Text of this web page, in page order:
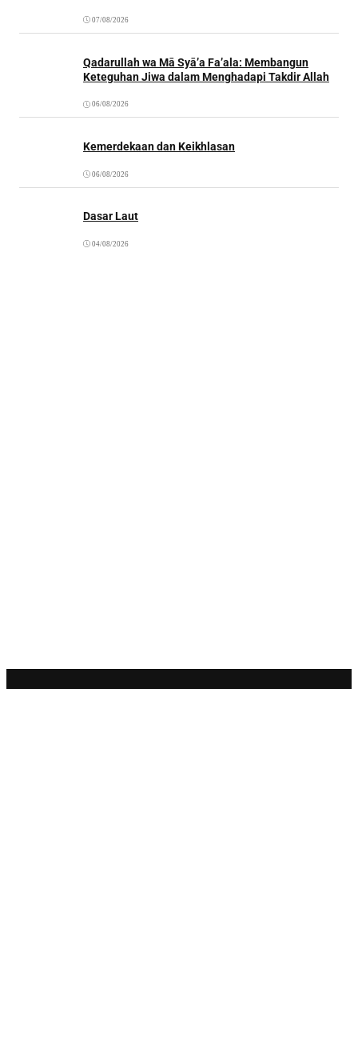
07/08/2026
Qadarullah wa Mā Syā’a Fa’ala: Membangun
Keteguhan Jiwa dalam Menghadapi Takdir Allah
06/08/2026
Kemerdekaan dan Keikhlasan
06/08/2026
Dasar Laut
04/08/2026